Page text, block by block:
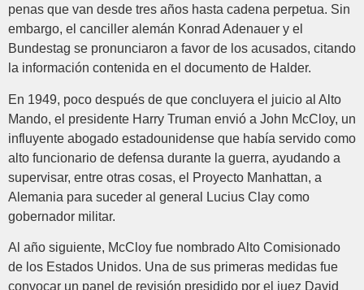
penas que van desde tres años hasta cadena perpetua. Sin
embargo, el canciller alemán Konrad Adenauer y el
Bundestag se pronunciaron a favor de los acusados, citando
la información contenida en el documento de Halder.
En 1949, poco después de que concluyera el juicio al Alto
Mando, el presidente Harry Truman envió a John McCloy, un
influyente abogado estadounidense que había servido como
alto funcionario de defensa durante la guerra, ayudando a
supervisar, entre otras cosas, el Proyecto Manhattan, a
Alemania para suceder al general Lucius Clay como
gobernador militar.
Al año siguiente, McCloy fue nombrado Alto Comisionado
de los Estados Unidos. Una de sus primeras medidas fue
convocar un panel de revisión presidido por el juez David